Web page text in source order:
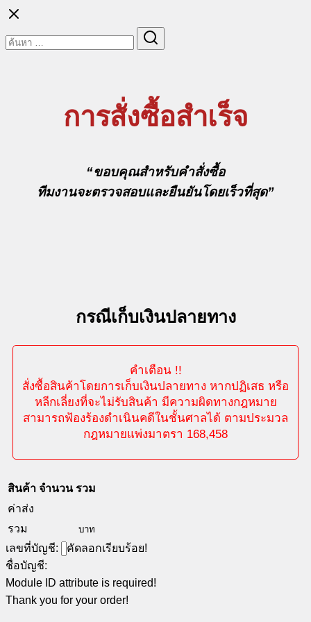
Skip
content
Search
for:
การสั่งซื้อสำเร็จ
“ขอบคุณสำหรับคำสั่งซื้อ
ทีมงานจะตรวจสอบและยืนยันโดยเร็วที่สุด”
กรณีเก็บเงินปลายทาง
คำเตือน !!
สั่งซื้อสินค้าโดยการเก็บเงินปลายทาง หากปฏิเสธ หรือ
หลีกเลี่ยงที่จะไม่รับสินค้า มีความผิดทางกฎหมาย
สามารถฟ้องร้องดำเนินคดีในชั้นศาลได้ ตามประมวล
กฎหมายแพ่งมาตรา 168,458
สินค้า จำนวน รวม
ค่าส่ง
รวม
บาท
เลขที่บัญชี:
คัดลอกเรียบร้อย!
ชื่อบัญชี:
Module ID attribute is required!
Thank you for your order!